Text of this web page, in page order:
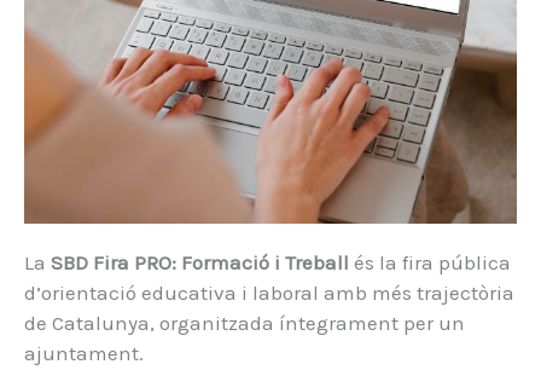
La SBD Fira PRO: Formació i Treball és la fira pública
d’orientació educativa i laboral amb més trajectòria
de Catalunya, organitzada íntegrament per un
ajuntament.